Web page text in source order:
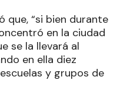
que, “si bien durante
en la ciudad
se la llevará al
en ella diez
y grupos de